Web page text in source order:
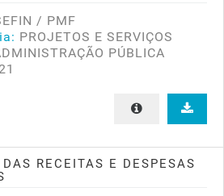
/ PMF
PROJETOS E SERVIÇOS
PÚBLICA
RECEITAS E DESPESAS